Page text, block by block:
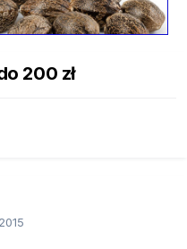
200 zł